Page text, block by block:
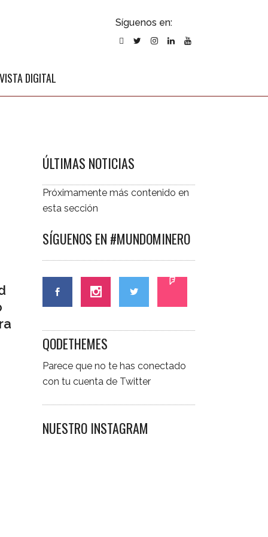
Síguenos en:
DIGITAL
ÚLTIMAS NOTICIAS
Próximamente más contenido en
esta sección
SÍGUENOS EN #MUNDOMINERO
QODETHEMES
Parece que no te has conectado
con tu cuenta de Twitter
NUESTRO INSTAGRAM